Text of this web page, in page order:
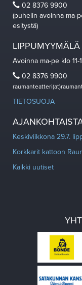
02 8376 9900
(puhelin avoinna ma-
esitystä)
LIPPUMYYMÄLÄ
Avoinna ma-pe klo
02 8376 9900
TIETOSUOJA
Keskiviikkona 29.7.
Korkkarit kattoon
Kaikki uutiset